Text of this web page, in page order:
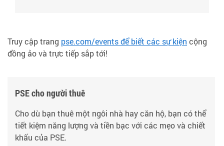
Truy cập trang pse.com/events để biết các sự kiện cộng
đồng ảo và trực tiếp sắp tới!
PSE cho người thuê
Cho dù bạn thuê một ngôi nhà hay căn hộ, bạn có thể
tiết kiệm năng lượng và tiền bạc với các mẹo và chiết
khấu của PSE.